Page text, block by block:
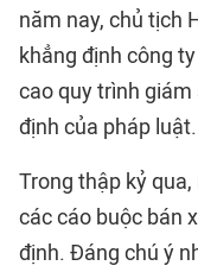
năm nay, chủ tịch
khẳng định công
cao quy trình
định của pháp luật.
Trong thập kỷ
các cáo buộc bán
định. Đáng chú ý